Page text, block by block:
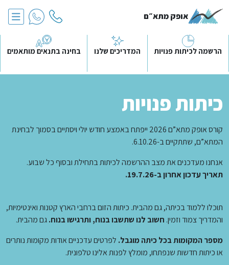
אופק מתא״ם
הרשמה לכיתות פנויות המדריכים שלנו בחינה בתנאים מותאמים
כיתות פנויות
קורס אופק מתא”ם 2026 ייפתח באמצע חודש יולי ויסתיים בסמוך לבחינת
המתא”ם, שתתקיים ב-6.10.26.
אנחנו מעדכנים את מצב ההרשמה לכיתות בתחילת ובסוף כל שבוע.
תאריך עדכון אחרון ב-19.7.26.
תוכלו ללמוד בכיתה, גם מהבית. כיתות הזום ברחבי הארץ קטנות ואינטימיות,
והמדריך צמוד וזמין. חשוב לנו שתשבו בנוח, ותרגישו בנוח.גם מהבית.
מספר המקומות בכל כיתה מוגבל. לפרטים עדכניים אודות מקומות נותרים
או כיתות חדשות שנפתחו, מומלץ לפנות אלינו טלפונית.